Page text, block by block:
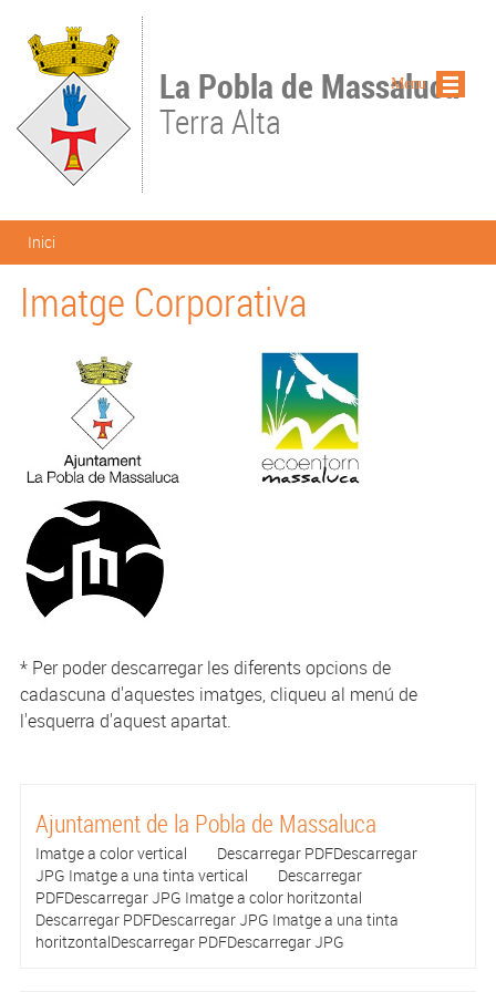
La Pobla de Massaluca
Terra Alta
Esteu aquí
Inici
Imatge Corporativa
* Per poder descarregar les diferents opcions de
cadascuna d'aquestes imatges, cliqueu al menú de
l'esquerra d'aquest apartat.
Ajuntament de la Pobla de Massaluca
Imatge a color vertical Descarregar PDFDescarregar
JPG Imatge a una tinta vertical Descarregar
PDFDescarregar JPG Imatge a color horitzontal
Descarregar PDFDescarregar JPG Imatge a una tinta
horitzontalDescarregar PDFDescarregar JPG
Menu